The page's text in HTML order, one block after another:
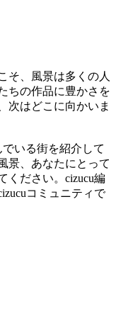
そ、風景は多くの人
ちの作品に豊かさを
次はどこに向かいま
いる街を紹介して
景、あなたにとって
ください。cizucu編
コミュニティで